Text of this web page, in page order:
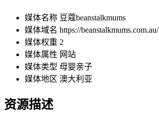
媒体名称 豆蔻beanstalkmums
媒体域名 https://beanstalkmums.com.au/
媒体权重 2
媒体属性 网站
媒体类型 母婴亲子
媒体地区 澳大利亚
资源描述